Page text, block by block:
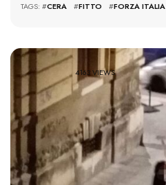
TAGS: #CERA #FITTO #FORZA ITALIA
4163 VIEWS